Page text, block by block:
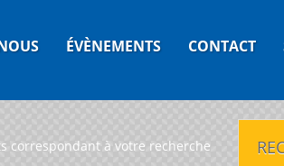
ÉVÈNEMENTS CONTACT
correspondant à votre recherche